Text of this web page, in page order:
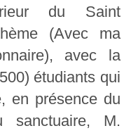
du Saint
(Avec ma
avec la
étudiants qui
en présence du
sanctuaire, M.